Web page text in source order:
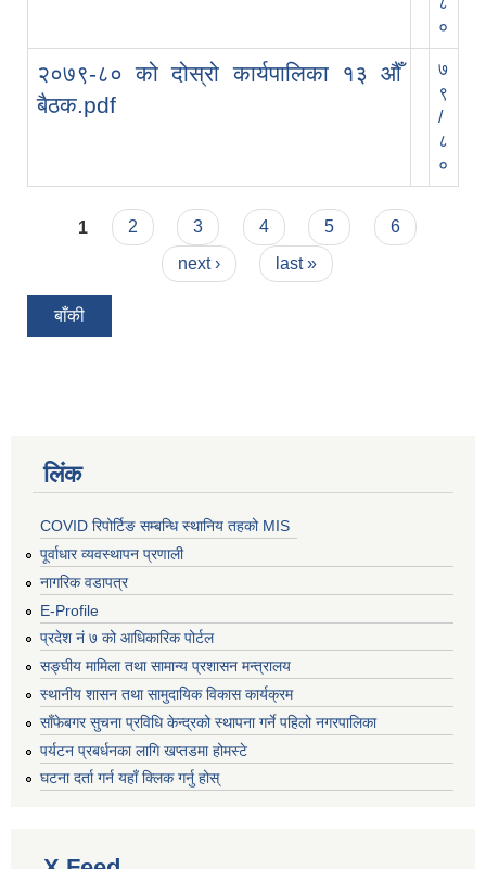
०
२०७९-८० को दोस्रो कार्यपालिका १३ औँ
बैठक.pdf
७
९
/
८
०
Pages
1 2 3 4 5
6
next ›
last »
बाँकी
लिंक
COVID रिपोर्टिङ सम्बन्धि स्थानिय तहको MIS
पूर्वाधार व्यवस्थापन प्रणाली
नागरिक वडापत्र
E-Profile
प्रदेश नं ७ को आधिकारिक पोर्टल
सङ्घीय मामिला तथा सामान्य प्रशासन मन्त्रालय
स्थानीय शासन तथा सामुदायिक विकास कार्यक्रम
साँफेबगर सुचना प्रविधि केन्द्रको स्थापना गर्ने पहिलो नगरपालिका
पर्यटन प्रबर्धनका लागि खप्तडमा होमस्टे
घटना दर्ता गर्न यहाँ क्लिक गर्नु होस्